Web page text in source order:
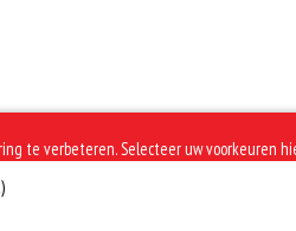
te verbeteren. Selecteer uw voorkeuren